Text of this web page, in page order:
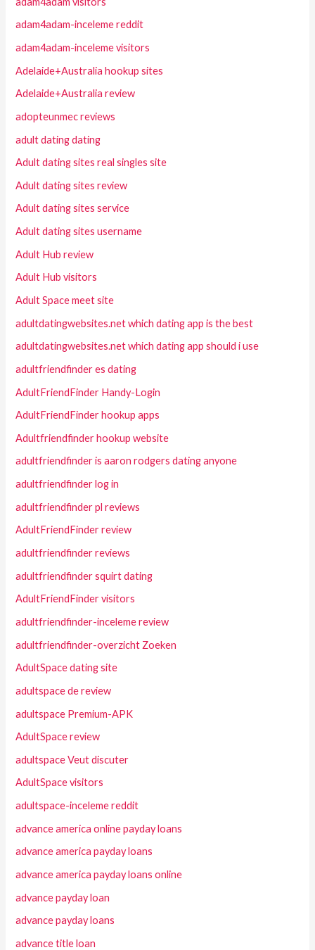
adam4adam-inceleme reddit
adam4adam-inceleme visitors
Adelaide+Australia hookup sites
Adelaide+Australia review
adopteunmec reviews
adult dating dating
Adult dating sites real singles site
Adult dating sites review
Adult dating sites service
Adult dating sites username
Adult Hub review
Adult Hub visitors
Adult Space meet site
adultdatingwebsites.net which dating app is the best
adultdatingwebsites.net which dating app should i use
adultfriendfinder es dating
AdultFriendFinder Handy-Login
AdultFriendFinder hookup apps
Adultfriendfinder hookup website
adultfriendfinder is aaron rodgers dating anyone
adultfriendfinder log in
adultfriendfinder pl reviews
AdultFriendFinder review
adultfriendfinder reviews
adultfriendfinder squirt dating
AdultFriendFinder visitors
adultfriendfinder-inceleme review
adultfriendfinder-overzicht Zoeken
AdultSpace dating site
adultspace de review
adultspace Premium-APK
AdultSpace review
adultspace Veut discuter
AdultSpace visitors
adultspace-inceleme reddit
advance america online payday loans
advance america payday loans
advance america payday loans online
advance payday loan
advance payday loans
advance title loan